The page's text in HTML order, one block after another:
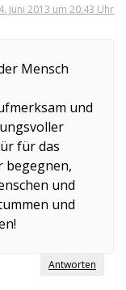
Juni 2013 um 20:43 Uhr
Mensch
und
für das
begegnen,
und
und
Antworten